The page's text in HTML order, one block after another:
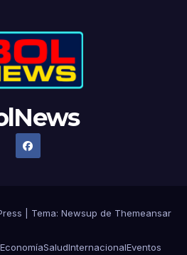
Tema: Newsup de Themeansar
EconomíaSaludInternacionalEventos